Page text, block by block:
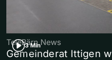
3 Min
TeleBärn News
Gemeinderat Ittigen